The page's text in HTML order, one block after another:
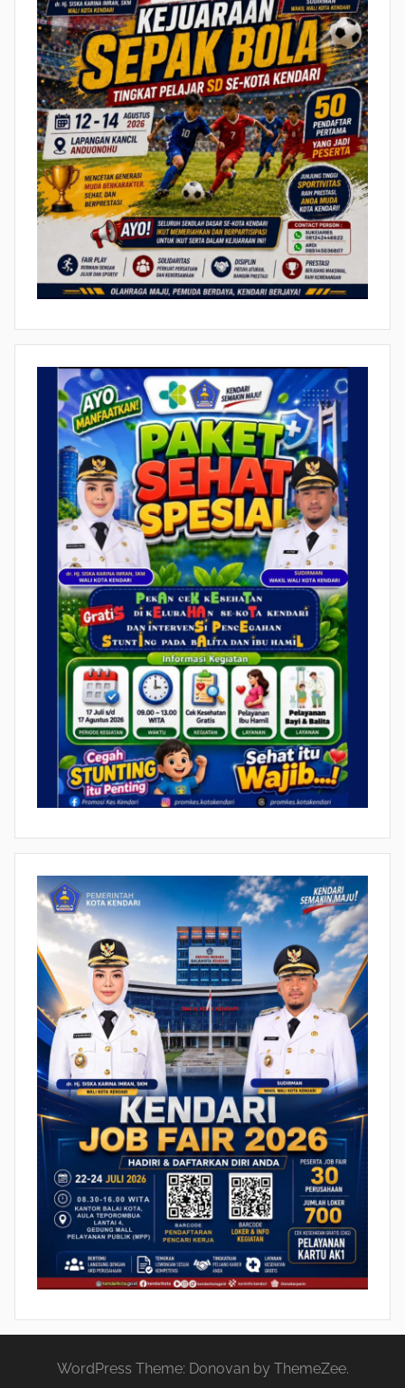
WordPress Theme: Donovan by ThemeZee.